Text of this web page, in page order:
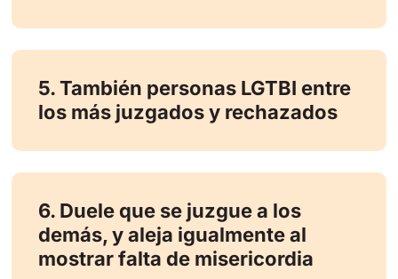
5. También personas LGTBI entre
los más juzgados y rechazados
6. Duele que se juzgue a los
demás, y aleja igualmente al
mostrar falta de misericordia